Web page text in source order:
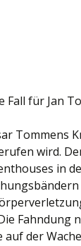
Fall für Jan
Tommens
wird.
in
Fahndung
auf der